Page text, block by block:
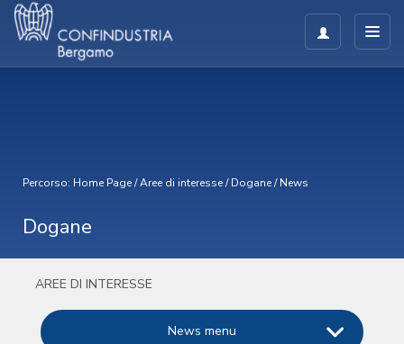
Percorso: Home Page/Aree di interesse/Dogane/News
Dogane
AREE DI INTERESSE
News menu